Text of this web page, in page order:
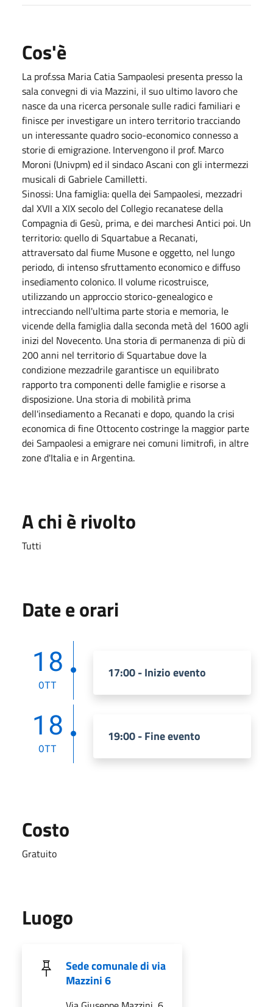
Cos'è
La prof.ssa Maria Catia Sampaolesi presenta presso la
sala convegni di via Mazzini, il suo ultimo lavoro che
nasce da una ricerca personale sulle radici familiari e
finisce per investigare un intero territorio tracciando
un interessante quadro socio-economico connesso a
storie di emigrazione. Intervengono il prof. Marco
Moroni (Univpm) ed il sindaco Ascani con gli intermezzi
musicali di Gabriele Camilletti.
Sinossi: Una famiglia: quella dei Sampaolesi, mezzadri
dal XVII a XIX secolo del Collegio recanatese della
Compagnia di Gesù, prima, e dei marchesi Antici poi. Un
territorio: quello di Squartabue a Recanati,
attraversato dal fiume Musone e oggetto, nel lungo
periodo, di intenso sfruttamento economico e diffuso
insediamento colonico. Il volume ricostruisce,
utilizzando un approccio storico-genealogico e
intrecciando nell'ultima parte storia e memoria, le
vicende della famiglia dalla seconda metà del 1600 agli
inizi del Novecento. Una storia di permanenza di più di
200 anni nel territorio di Squartabue dove la
condizione mezzadrile garantisce un equilibrato
rapporto tra componenti delle famiglie e risorse a
disposizione. Una storia di mobilità prima
dell'insediamento a Recanati e dopo, quando la crisi
economica di fine Ottocento costringe la maggior parte
dei Sampaolesi a emigrare nei comuni limitrofi, in altre
zone d'Italia e in Argentina.
A chi è rivolto
Tutti
Date e orari
18
OTT
17:00 - Inizio evento
18
OTT
19:00 - Fine evento
Costo
Gratuito
Luogo
Sede comunale di via
Mazzini 6